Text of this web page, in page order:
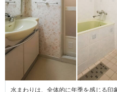
水まわりは、全体的に年季を感じる印